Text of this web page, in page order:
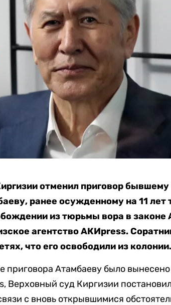
отменил приговор бывшему
ранее осужденному на 11
из тюрьмы вора в законе
агентство АКИpress.
что его освободили из колонии.
приговора Атамбаеву было
Верховный суд Киргизии
с вновь открывшимися